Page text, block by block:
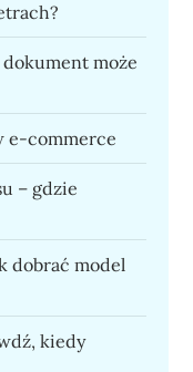
dokument może
e-commerce
– gdzie
dobrać model
kiedy